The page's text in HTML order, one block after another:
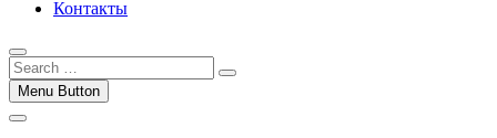
Контакты
Menu Button